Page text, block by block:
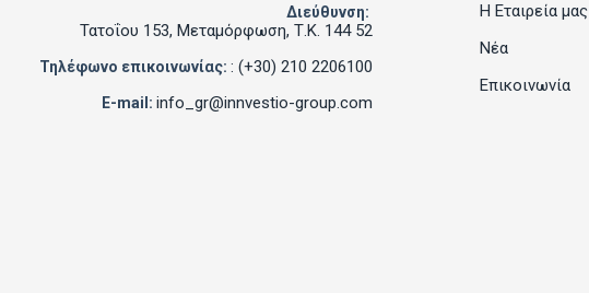
Διεύθυνση:
Τατοΐου 153, Μεταμόρφωση, Τ.Κ. 144 52
Τηλέφωνο επικοινωνίας: : (+30) 210 2206100
E-mail: info_gr@innvestio-group.com
Η Εταιρεία μας
Νέα
Επικοινωνία